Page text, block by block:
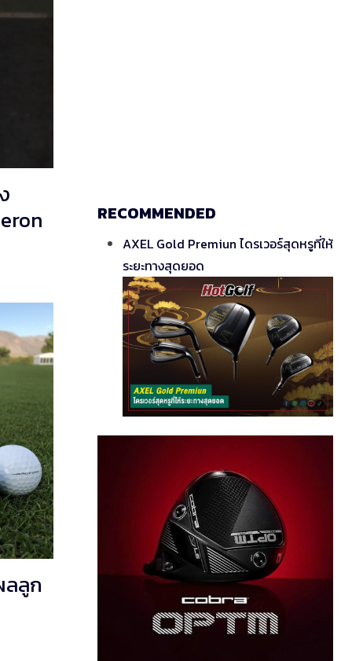
ลลูก
RECOMMENDED
AXEL Gold Premiun ไดรเวอร์สุดหรูที่ให้
ระยะทางสุดยอด